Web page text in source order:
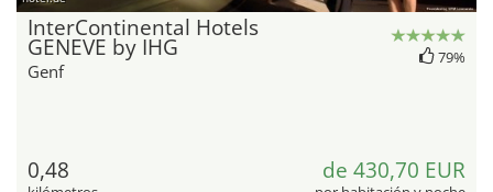
InterContinental Hotels
GENEVE by IHG
Genf
79%
0,48 de 430,70 EUR